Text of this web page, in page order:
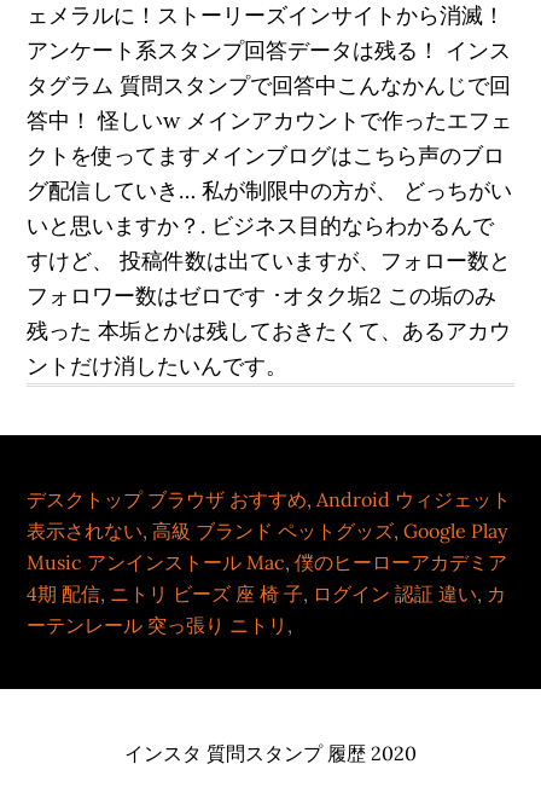
ェメラルに！ストーリーズインサイトから消滅！
アンケート系スタンプ回答データは残る！ インス
タグラム 質問スタンプで回答中こんなかんじで回
答中！ 怪しいw メインアカウントで作ったエフェ
クトを使ってますメインブログはこちら声のブロ
グ配信していき… 私が制限中の方が、 どっちがい
いと思いますか？. ビジネス目的ならわかるんで
すけど、 投稿件数は出ていますが、フォロー数と
フォロワー数はゼロです ･オタク垢2 この垢のみ
残った 本垢とかは残しておきたくて、あるアカウ
ントだけ消したいんです。
デスクトップ ブラウザ おすすめ,Android ウィジェット
表示されない,高級 ブランド ペットグッズ,Google Play
Music アンインストール Mac,僕のヒーローアカデミア
4期 配信, ニトリ ビーズ 座 椅 子, ログイン 認証 違い, カ
ーテンレール 突っ張り ニトリ ,
インスタ 質問スタンプ 履歴 2020